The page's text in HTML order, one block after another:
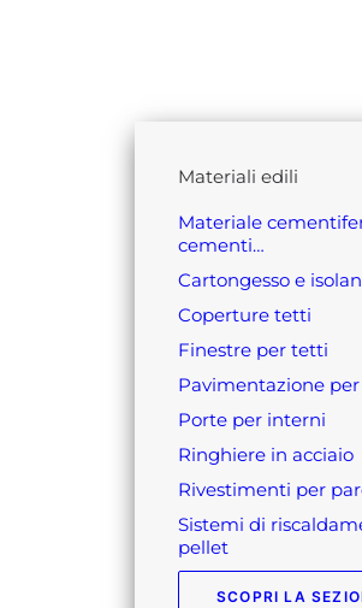
materiali edili
materiale cementifero: malte, rasanti, e
cementi…
cartongesso e
coperture tetti
finestre per tetti
pavimentazione
porte per interni
ringhiere in acciaio
rivestimenti per
sistemi di riscaldamento a legna e
pellet
SCOPRI LA